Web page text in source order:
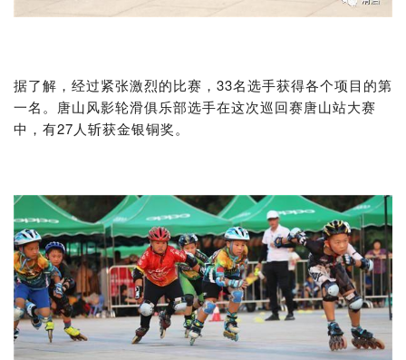
据了解，经过紧张激烈的比赛，33名选手获得各个项目的第
一名。唐山风影轮滑俱乐部选手在这次巡回赛唐山站大赛
中，有27人斩获金银铜奖。